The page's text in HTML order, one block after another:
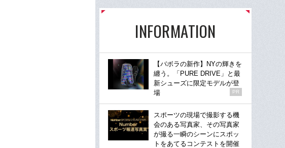
INFORMATION
【バボラの新作】NYの輝きを
纏う。「PURE DRIVE」と最
新シューズに限定モデルが登
場
PR
スポーツの現場で撮影する機
会のある写真家、その写真家
が撮る一瞬のシーンにスポッ
トをあてるコンテストを開催